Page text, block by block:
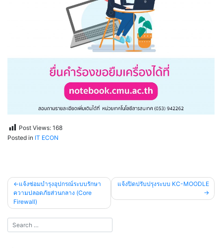
Post Views: 168
Posted in IT ECON
แนะแนว
เรื่อง
แจ้งซ่อมบำรุงอุปกรณ์ระบบรักษา
ความปลอดภัยส่วนกลาง (Core
Firewall)
แจ้งปิดปรับปรุงระบบ KC-MOODLE